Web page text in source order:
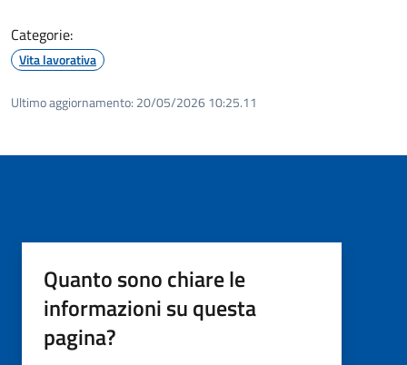
Categorie:
Vita lavorativa
Ultimo aggiornamento: 20/05/2026 10:25.11
Quanto sono chiare le
informazioni su questa
pagina?